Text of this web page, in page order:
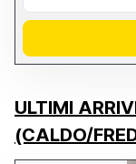
ULTIMI
(CALDO/